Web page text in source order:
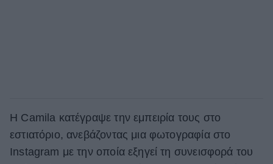
Η Camila κατέγραψε την εμπειρία τους στο
εστιατόριο, ανεβάζοντας μια φωτογραφία στο
Ιnstagram με την οποία εξηγεί τη συνεισφορά του